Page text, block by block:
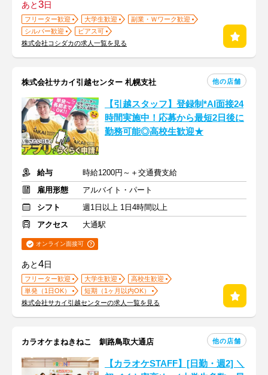
あと3日
フリーター歓迎 大学生歓迎
副業・Ｗワーク歓迎
シルバー歓迎
ピアス可
株式会社コシダカの求人一覧を見る
株式会社サカイ引越センター 札幌支社 他の店舗
【引越スタッフ】登録制*AI面接24
時間実施中！応募から最短2日後に
勤務可能◎高校生歓迎★
給与
時給1200円～＋交通費支給
雇用形態
アルバイト・パート
シフト
週1日以上 1日4時間以上
アクセス
大通駅
オンライン面接可
あと4日
フリーター歓迎 大学生歓迎
高校生歓迎
単発（1日OK）
短期（1ヶ月以内OK）
株式会社サカイ引越センターの求人一覧を見る
カラオケまねきねこ 釧路鳥取大通店 他の店舗
【カラオケSTAFF】[日勤・週2] ＼